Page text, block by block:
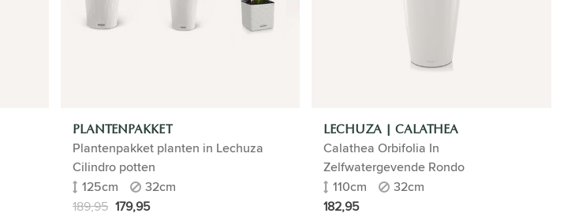
PLANTENPAKKET
Plantenpakket planten in Lechuza
Cilindro potten
125cm
32cm
189,95 179,95
LECHUZA | CALATHEA
Calathea Orbifolia In
Zelfwatergevende Rondo
110cm
32cm
182,95